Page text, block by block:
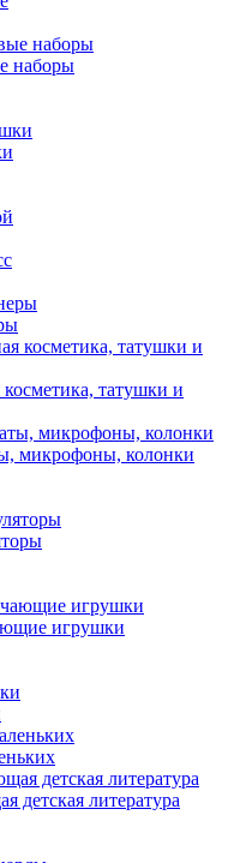
наборы
косметика, татушки и
микрофоны, колонки
игрушки
детская литература